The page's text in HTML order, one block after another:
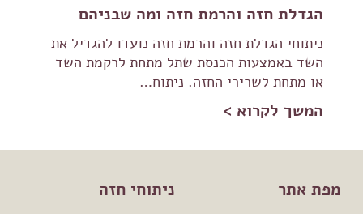
הגדלת חזה והרמת חזה ומה שבניהם
ניתוחי הגדלת חזה והרמת חזה נועדו להגדיל את
השד באמצעות הכנסת שתל מתחת לרקמת השד
או מתחת לשרירי החזה. ניתוח…
המשך לקרוא >
מפת אתר ניתוחי חזה